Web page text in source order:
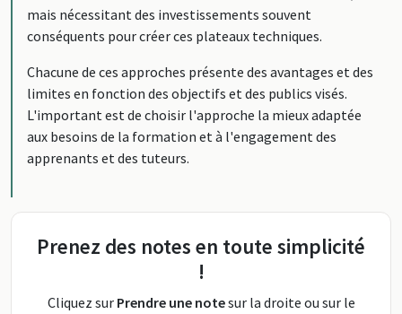
mais nécessitant des investissements souvent
conséquents pour créer ces plateaux techniques.
Chacune de ces approches présente des avantages et des
limites en fonction des objectifs et des publics visés.
L'important est de choisir l'approche la mieux adaptée
aux besoins de la formation et à l'engagement des
apprenants et des tuteurs.
Prenez des notes en toute simplicité
!
Cliquez sur Prendre une notesur la droite ou sur le